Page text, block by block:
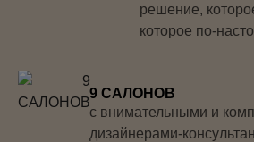
решение,
которое по-
9 САЛОНОВ
с внимательными и
дизайнерами-